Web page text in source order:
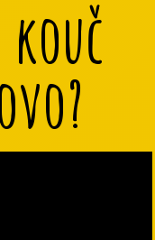
kouč